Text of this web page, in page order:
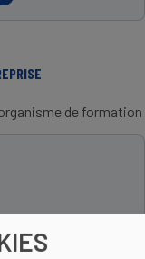
de formation